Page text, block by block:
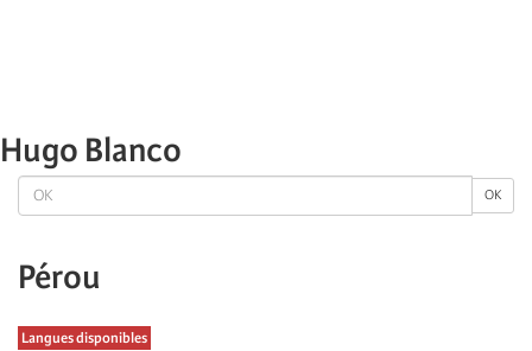
OK OK
Pérou
Langues disponibles
Hugo Blanco